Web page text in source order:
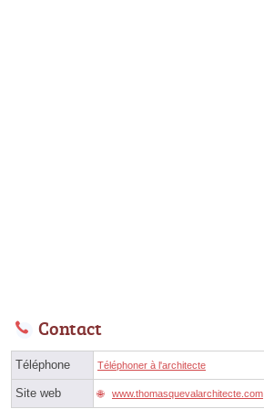
Contact
Téléphone Téléphoner à l'architecte
Site web www.thomasquevalarchitecte.com